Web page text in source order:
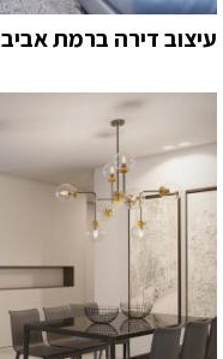
עיצוב דירה ברמת אביב